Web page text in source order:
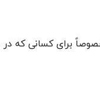
مخصوصاً برای کسانی که